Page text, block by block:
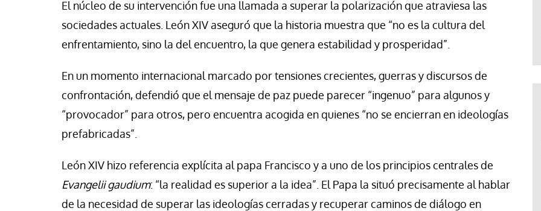
El núcleo de su intervención fue una llamada a superar la polarización que atraviesa las
sociedades actuales. León XIV aseguró que la historia muestra que “no es la cultura del
enfrentamiento, sino la del encuentro, la que genera estabilidad y prosperidad”.
En un momento internacional marcado por tensiones crecientes, guerras y discursos de
confrontación, defendió que el mensaje de paz puede parecer “ingenuo” para algunos y
“provocador” para otros, pero encuentra acogida en quienes “no se encierran en ideologías
prefabricadas”.
León XIV hizo referencia explícita al papa Francisco y a uno de los principios centrales de
Evangelii gaudium: “la realidad es superior a la idea”. El Papa la situó precisamente al hablar
de la necesidad de superar las ideologías cerradas y recuperar caminos de diálogo en